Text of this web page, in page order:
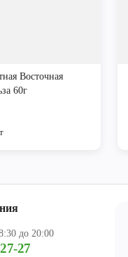
Восточная
60г
до 20:00
27